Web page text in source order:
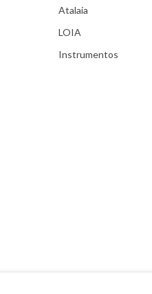
Atalaia
LOIA
Instrumentos